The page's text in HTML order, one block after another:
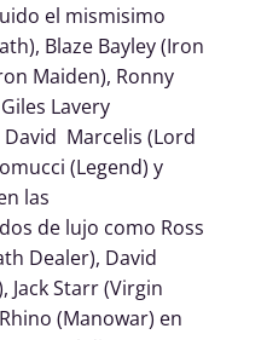
el mismisimo
Blaze Bayley (Iron
Maiden), Ronny
Lavery
Marcelis (Lord
(Legend) y
las
de lujo como Ross
Dealer), David
Jack Starr (Virgin
(Manowar) en